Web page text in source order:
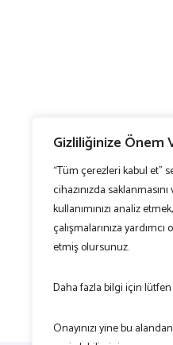
Gizliliğinize Önem
“Tüm çerezleri kabul et”
cihazınızda
kullanımınızı analiz
çalışmalarınıza
etmiş olursunuz.
Daha fazla bilgi için lütfen
Onayınızı yine bu